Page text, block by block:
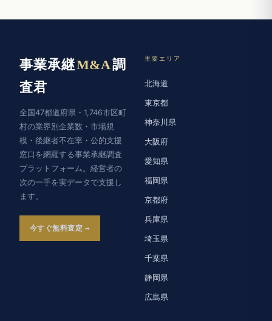
事業承継M&A調
査君
全国47都道府県・1,746市区町
村の業界別企業数・市場規
模・後継者不在率・公的支援
窓口を網羅する事業承継調査
プラットフォーム。経営者の
次の一手を実データで支援し
ます。
今すぐ無料査定
主要エリア
北海道
東京都
神奈川県
大阪府
愛知県
福岡県
京都府
兵庫県
埼玉県
千葉県
静岡県
広島県